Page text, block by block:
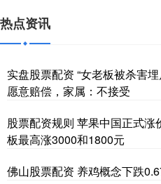
热点资讯
实盘股票配资 “女老板被杀害
愿意赔偿，家属：不接受
股票配资规则 苹果中国正式
板最高涨3000和1800元
佛山股票配资 养鸡概念下跌